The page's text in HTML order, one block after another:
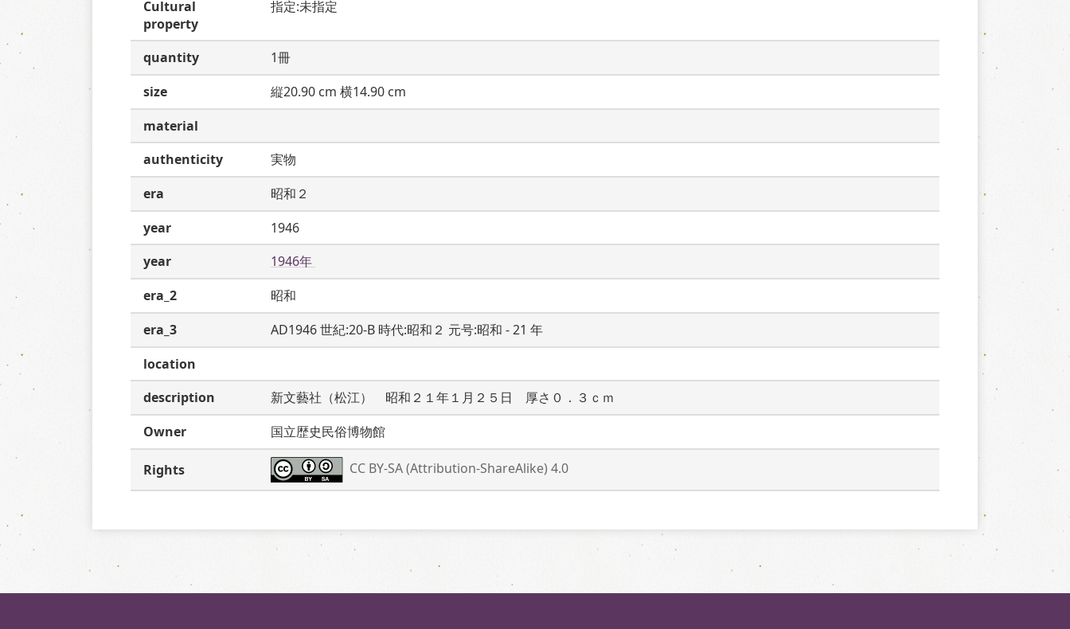
Cultural
property
指定:未指定
quantity
1冊
size
縦20.90 cm 横14.90 cm
material
authenticity
実物
era
昭和２
year
1946
year
1946年
era_2
昭和
era_3
AD1946 世紀:20-B 時代:昭和２ 元号:昭和 - 21 年
location
description
新文藝社（松江）　昭和２１年１月２５日　厚さ０．３ｃｍ
Owner
国立歴史民俗博物館
Rights CC BY-SA (Attribution-ShareAlike) 4.0